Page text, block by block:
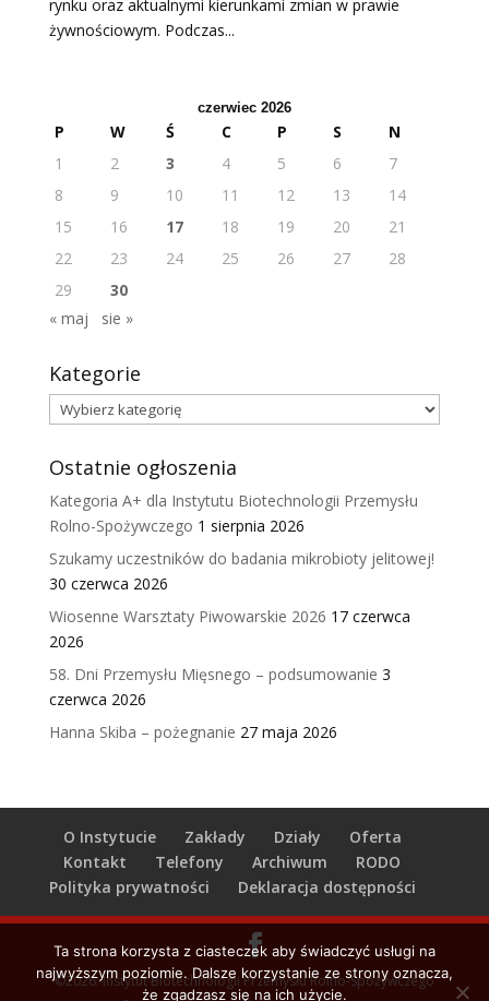
rynku oraz aktualnymi kierunkami zmian w prawie
żywnościowym. Podczas...
czerwiec 2026
P W Ś C P S
N
1
2 3 4 5 6
7
8
9 10 11 12 13
14
15
16 17 18 19 20
21
22
23 24 25 26 27
28
29
30
« maj
sie »
Kategorie
Kategorie
Ostatnie ogłoszenia
Kategoria A+ dla Instytutu Biotechnologii Przemysłu
Rolno-Spożywczego 1 sierpnia 2026
Szukamy uczestników do badania mikrobioty jelitowej!
30 czerwca 2026
Wiosenne Warsztaty Piwowarskie 2026 17 czerwca
2026
58. Dni Przemysłu Mięsnego – podsumowanie 3
czerwca 2026
Hanna Skiba – pożegnanie 27 maja 2026
O Instytucie Zakłady Działy
Oferta
Kontakt
Telefony Archiwum
RODO
Polityka prywatności
Deklaracja dostępności
©2026. Instytut Biotechnologii Przemysłu Rolno-Spożywczego
Ta strona korzysta z ciasteczek aby świadczyć usługi na
najwyższym poziomie. Dalsze korzystanie ze strony oznacza,
że zgadzasz się na ich użycie.